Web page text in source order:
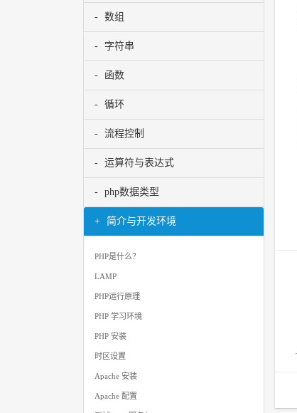
数组
字符串
函数
循环
流程控制
运算符与表达式
php数据类型
简介与开发环境
PHP是什么？
LAMP
PHP运行原理
PHP 学习环境
PHP 安装
时区设置
Apache 安装
Apache 配置